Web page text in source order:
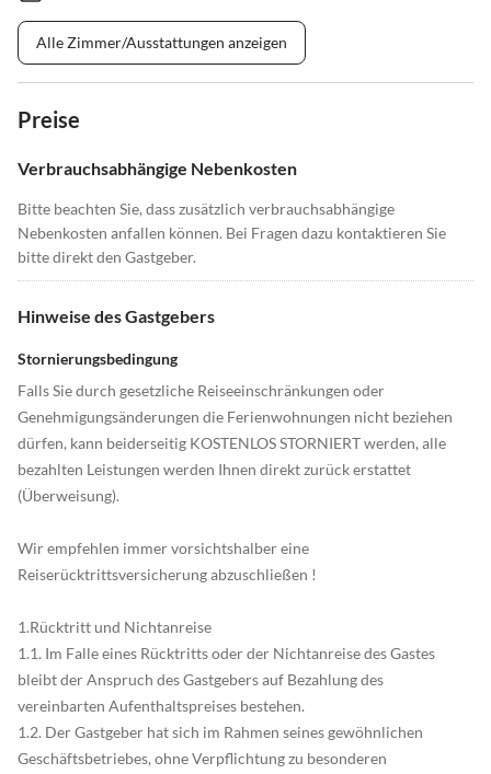
Alle Zimmer/Ausstattungen anzeigen
Preise
Verbrauchsabhängige Nebenkosten
Bitte beachten Sie, dass zusätzlich verbrauchsabhängige
Nebenkosten anfallen können. Bei Fragen dazu kontaktieren Sie
bitte direkt den Gastgeber.
Hinweise des Gastgebers
Stornierungsbedingung
Falls Sie durch gesetzliche Reiseeinschränkungen oder
Genehmigungsänderungen die Ferienwohnungen nicht beziehen
dürfen, kann beiderseitig KOSTENLOS STORNIERT werden, alle
bezahlten Leistungen werden Ihnen direkt zurück erstattet
(Überweisung).
Wir empfehlen immer vorsichtshalber eine
Reiserücktrittsversicherung abzuschließen !
1.Rücktritt und Nichtanreise
1.1. Im Falle eines Rücktritts oder der Nichtanreise des Gastes
bleibt der Anspruch des Gastgebers auf Bezahlung des
vereinbarten Aufenthaltspreises bestehen.
1.2. Der Gastgeber hat sich im Rahmen seines gewöhnlichen
Geschäftsbetriebes, ohne Verpflichtung zu besonderen